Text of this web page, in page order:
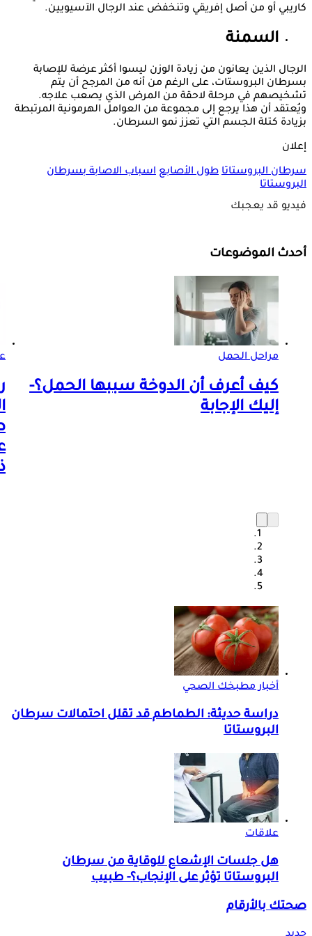
كاريبي أو من أصل إفريقي وتنخفض عند الرجال الآسيويين.
السمنة
الرجال الذين يعانون من زيادة الوزن ليسوا أكثر عرضة للإصابة
بسرطان البروستات، على الرغم من أنه من المرجح أن يتم
تشخيصهم في مرحلة لاحقة من المرض الذي يصعب علاجه.
ويُعتقد أن هذا يرجع إلى مجموعة من العوامل الهرمونية المرتبطة
بزيادة كتلة الجسم التي تعزز نمو السرطان.
إعلان
سرطان البروستاتا طول الأصابع اسباب الاصابة بسرطان
البروستاتا
فيديو قد يعجبك
أحدث الموضوعات
مراحل الحمل
كيف أعرف أن الدوخة سببها الحمل؟-
إليك الإجابة
أخبار مطبخك الصحي
دراسة حديثة: الطماطم قد تقلل احتمالات سرطان
البروستاتا
علاقات
هل جلسات الإشعاع للوقاية من سرطان
البروستاتا تؤثر على الإنجاب؟- طبيب
صحتك بالأرقام